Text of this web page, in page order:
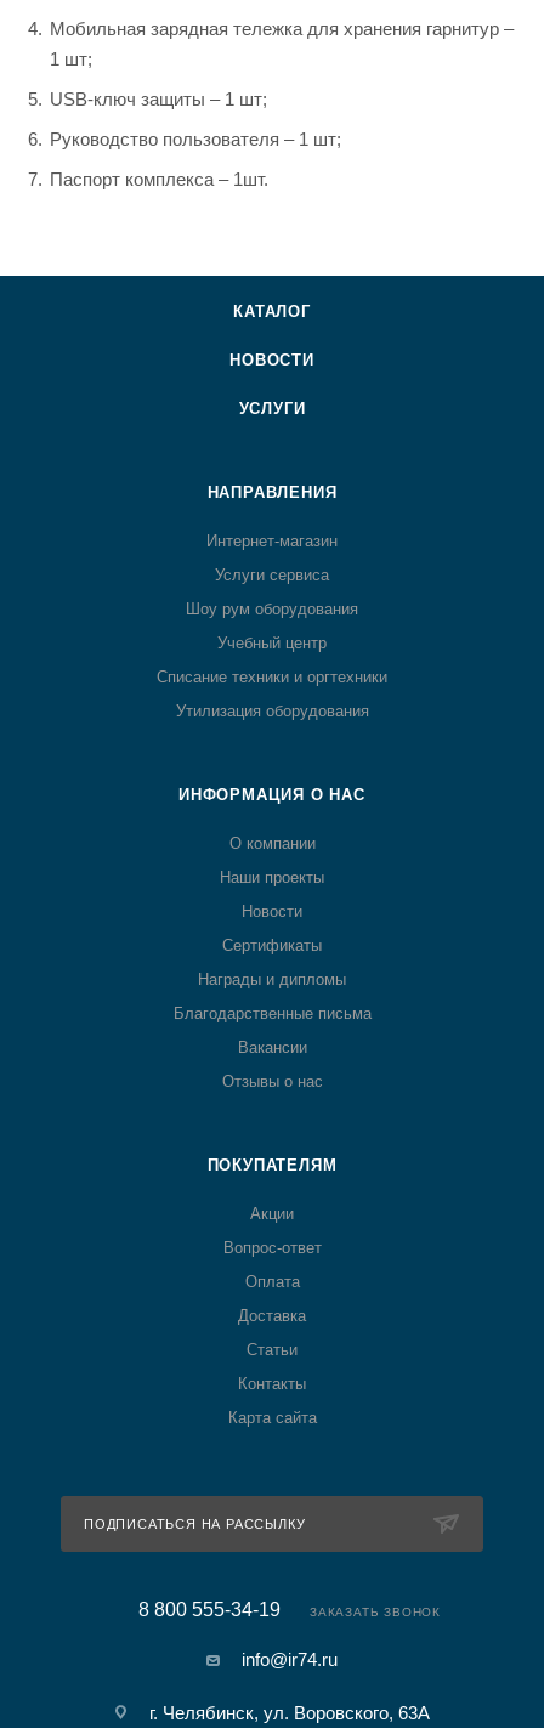
Мобильная зарядная тележка для хранения гарнитур –
1 шт;
USB-ключ защиты – 1 шт;
Руководство пользователя – 1 шт;
Паспорт комплекса – 1шт.
КАТАЛОГ
НОВОСТИ
УСЛУГИ
НАПРАВЛЕНИЯ
Интернет-магазин
Услуги сервиса
Шоу рум оборудования
Учебный центр
Списание техники и оргтехники
Утилизация оборудования
ИНФОРМАЦИЯ О НАС
О компании
Наши проекты
Новости
Сертификаты
Награды и дипломы
Благодарственные письма
Вакансии
Отзывы о нас
ПОКУПАТЕЛЯМ
Акции
Вопрос-ответ
Оплата
Доставка
Статьи
Контакты
Карта сайта
ПОДПИСАТЬСЯ НА РАССЫЛКУ
8 800 555-34-19 ЗАКАЗАТЬ ЗВОНОК
info@ir74.ru
г. Челябинск, ул. Воровского, 63А